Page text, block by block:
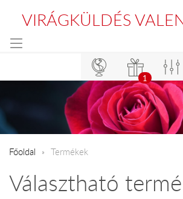
VIRÁGKÜLDÉS
1
Főoldal Termékek
Választható